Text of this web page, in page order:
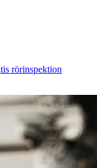
rörinspektion